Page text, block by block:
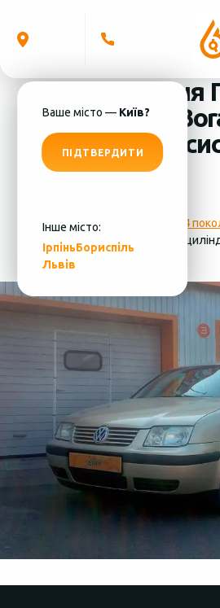
Ваше місто — Київ?
ПІДТВЕРДИТИ
Інше місто:
ІрпіньБориспіль
Львів
Встановлення
Volkswagen
(4 циліндра)
ГБО - MRC
Фотографії установки ГБО 4
Volkswagen Bora 1.6 2002 (4